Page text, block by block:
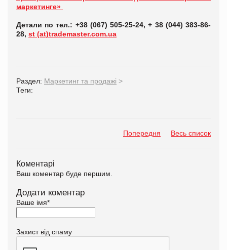
маркетинге»
Детали потел.: +38 (067) 505-25-24, + 38 (044) 383-86-
28, st (at)trademaster.com.ua
Раздел: Маркетинг та продажі >
Теги:
Попередня Весь список
Коментарі
Ваш коментар буде першим.
Додати коментар
Ваше імя*
Захист від спаму